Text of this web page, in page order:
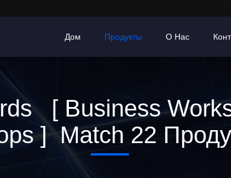
Дом Продукты О Нас
[ Business
] Match 22